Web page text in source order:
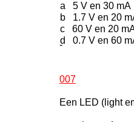
a 5 V en 30 mA
b 1.7 V en 20
c 60 V en 20
d 0.7 V en 60
-
007
Een LED (light